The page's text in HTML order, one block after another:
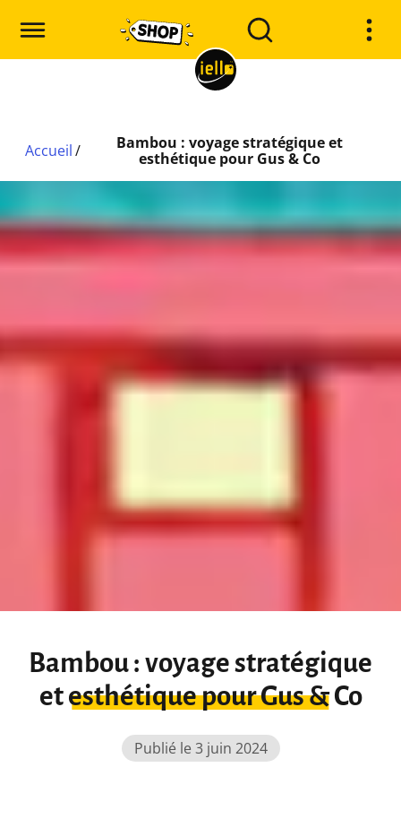
Accueil/
Bambou : voyage stratégique et
esthétique pour Gus & Co
Bambou : voyage stratégique
et esthétique pour Gus & Co
Publié le 3 juin 2024